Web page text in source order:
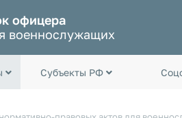
офицера
военнослужащих
Субъекты РФ